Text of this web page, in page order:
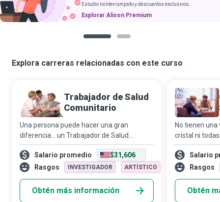
Estudio ininterrumpido y descuentos exclusivos.
Explorar Alison Premium
Explora carreras relacionadas con este curso
Trabajador de Salud
Comunitario
Una persona puede hacer una gran
diferencia… un Trabajador de Salud
Comunitario que actúa en un continuo que
abarca desde el desarrollo individual y
comunitario, hasta la prestación de
Salario promedio
$31,606
Rasgos
INVESTIGADOR ARTÍSTICO
Obtén más información
No tienen
cristal ni
tienen la
corazón para
ofrecer.
Salario
Rasgos
Obtén